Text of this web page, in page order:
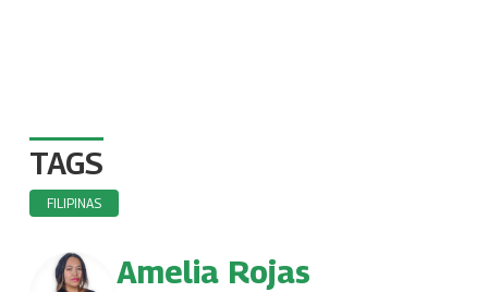
TAGS
FILIPINAS
Amelia Rojas